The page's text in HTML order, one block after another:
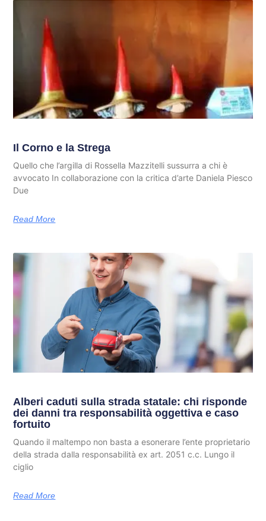
Il Corno e la Strega
Quello che l’argilla di Rossella Mazzitelli sussurra a chi è
avvocato In collaborazione con la critica d’arte Daniela Piesco
Due
Read More
Alberi caduti sulla strada statale: chi risponde
dei danni tra responsabilità oggettiva e caso
fortuito
Quando il maltempo non basta a esonerare l’ente proprietario
della strada dalla responsabilità ex art. 2051 c.c. Lungo il
ciglio
Read More